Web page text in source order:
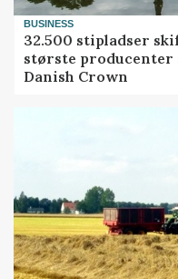
BUSINESS
32.500 stipladser
største producenter
Danish Crown